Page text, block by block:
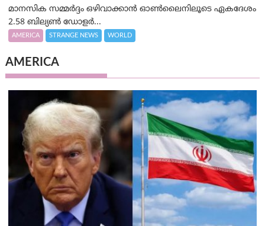
മാനസിക സമ്മര്‍ദ്ദം ഒഴിവാക്കാന്‍ ഓണ്‍ലൈനിലൂടെ ഏകദേശം
2.58 ബില്യൺ ഡോളർ...
AMERICA STRANGE NEWS WORLD
AMERICA